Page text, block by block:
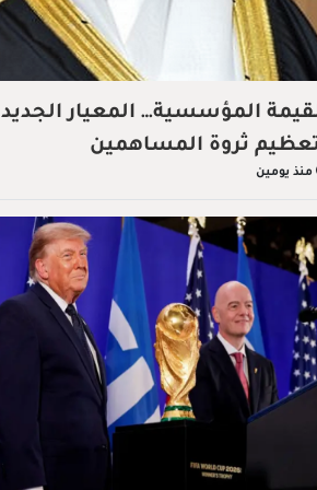
المؤسسية… المعيار الجديد
ثروة المساهمين
منذ يومين